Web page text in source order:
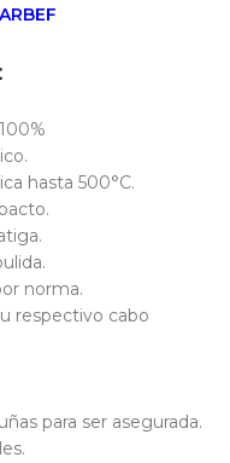
hasta 500°C.​
norma​.
respectivo cabo​
para ser asegurada​.